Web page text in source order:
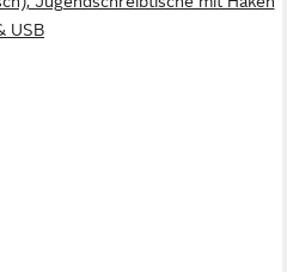
USB